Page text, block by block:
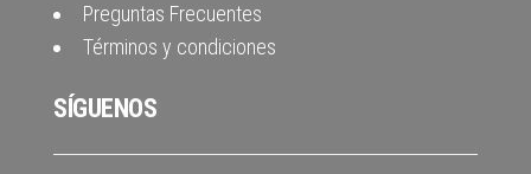
Preguntas Frecuentes
Términos y condiciones
SÍGUENOS